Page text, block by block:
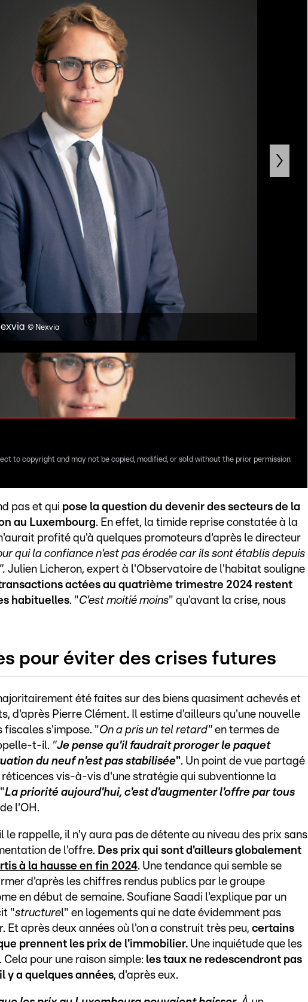
© Nexvia
to copyright and may not be copied, modified, or sold without the prior permission
pas et qui pose la question du devenir des secteurs de la
au Luxembourg. En effet, la timide reprise constatée à la
profité qu'à quelques promoteurs d'après le directeur
qui la confiance n'est pas érodée car ils sont établis depuis
Julien Licheron, expert à l'Observatoire de l'habitat souligne
actées au quatrième trimestre 2024 restent
habituelles. "C'est moitié moins" qu'avant la crise, nous
pour éviter des crises futures
été faites sur des biens quasiment achevés et
d'après Pierre Clément. Il estime d'ailleurs qu'une nouvelle
fiscales s'impose. "On a pris un tel retard" en termes de
t-il. "Je pense qu'il faudrait proroger le paquet
du neuf n'est pas stabilisée". Un point de vue partagé
vis-à-vis d'une stratégie qui subventionne la
La priorité aujourd'hui, c'est d'augmenter l'offre par tous
l'OH.
le rappelle, il n'y aura pas de détente au niveau des prix sans
de l'offre. Des prix qui sont d'ailleurs globalement
à la hausse en fin 2024. Une tendance qui semble se
d'après les chiffres rendus publics par le groupe
en début de semaine. Soufiane Saadi l'explique par un
"structurel" en logements qui ne date évidemment pas
Et après deux années où l'on a construit très peu, certains
prennent les prix de l'immobilier. Une inquiétude que les
pour une raison simple: les taux ne redescendront pas
y a quelques années, d'après eux.